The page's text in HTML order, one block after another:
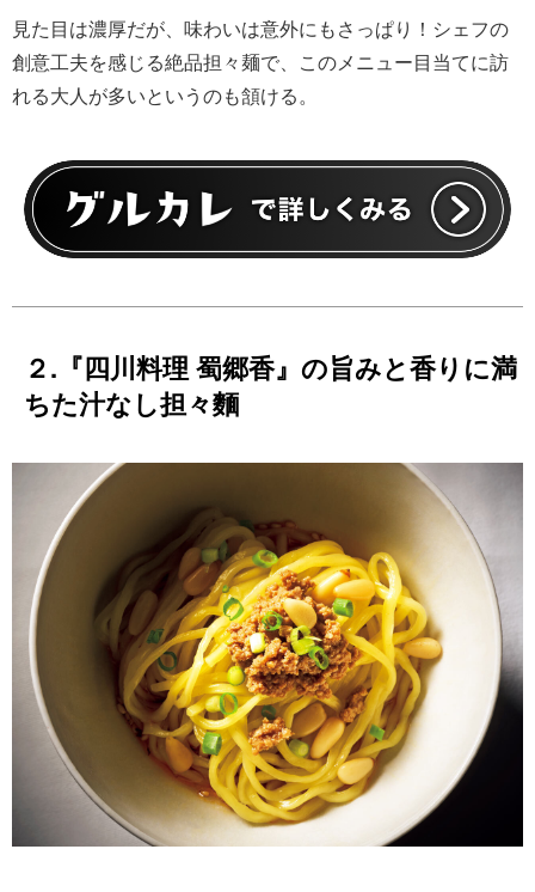
見た目は濃厚だが、味わいは意外にもさっぱり！シェフの
創意工夫を感じる絶品担々麺で、このメニュー目当てに訪
れる大人が多いというのも頷ける。
２.『四川料理 蜀郷香』の旨みと香りに満
ちた汁なし担々麵